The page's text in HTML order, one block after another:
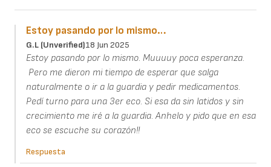
Estoy pasando por lo mismo…
G.L (unverified)18 Jun 2025
Estoy pasando por lo mismo. Muuuuy poca esperanza.
Pero me dieron mi tiempo de esperar que salga
naturalmente o ir a la guardia y pedir medicamentos.
Pedí turno para una 3er eco. Si esa da sin latidos y sin
crecimiento me iré a la guardia. Anhelo y pido que en esa
eco se escuche su corazón!!
Respuesta